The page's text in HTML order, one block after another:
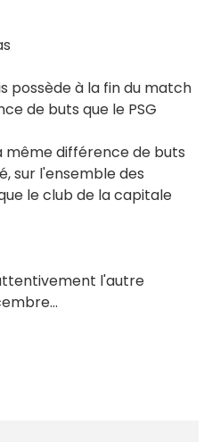
possède à la fin du match
de buts que le PSG
même différence de buts
sur l'ensemble des
le club de la capitale
l'autre